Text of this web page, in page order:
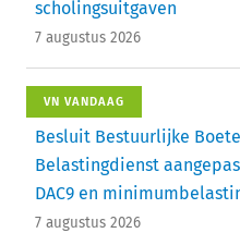
scholingsuitgaven
7 augustus 2026
VN VANDAAG
Besluit Bestuurlijke
Belastingdienst
DAC9 en
7 augustus 2026